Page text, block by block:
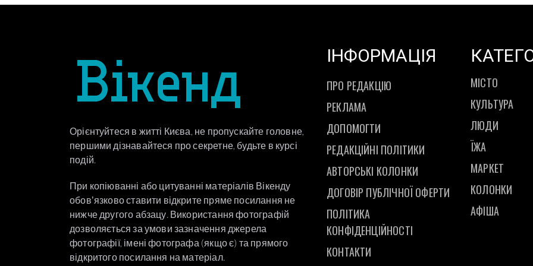
Орієнтуйтеся в житті Києва, не пропускайте головне,
першими дізнавайтеся про секретне, будьте в курсі
подій.
При копіюванні або цитуванні матеріалів Вікенду
обовʼязково ставити відкрите пряме посилання не
нижче другого абзацу. Використання фотографій
дозволяється за умови зазначення джерела
фотографії, імені фотографа (якщо є) та прямого
відкритого посилання на матеріал.
ІНФОРМАЦІЯ
ПРО РЕДАКЦІЮ
РЕКЛАМА
ДОПОМОГТИ
РЕДАКЦІЙНІ ПОЛІТИКИ
АВТОРСЬКІ КОЛОНКИ
ДОГОВІР ПУБЛІЧНОЇ ОФЕРТИ
ПОЛІТИКА
КОНФІДЕНЦІЙНОСТІ
КОНТАКТИ
МІСТО
КУЛЬТУРА
ЛЮДИ
ЇЖА
МАРКЕТ
КОЛОНКИ
АФІША